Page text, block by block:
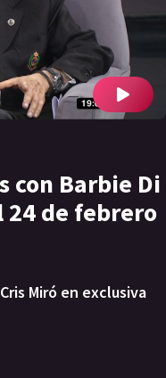
con Barbie Di
24 de febrero
Miró en exclusiva